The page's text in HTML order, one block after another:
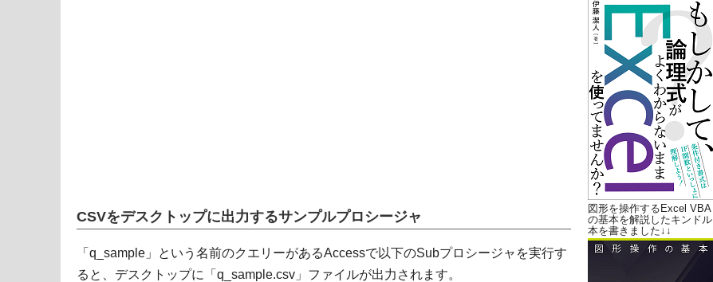
CSVをデスクトップに出力するサンプルプロシージャ
「q_sample」という名前のクエリーがあるAccessで以下のSubプロシージャを実行す
ると、デスクトップに「q_sample.csv」ファイルが出力されます。
図形を操作するExcel VBA
の基本を解説したキンドル
本を書きました↓↓